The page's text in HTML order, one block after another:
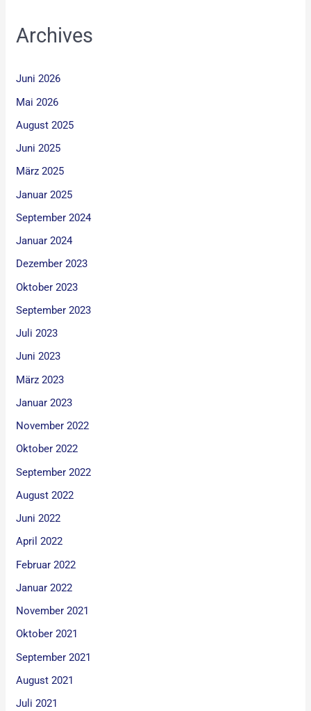
Archives
Juni 2026
Mai 2026
August 2025
Juni 2025
März 2025
Januar 2025
September 2024
Januar 2024
Dezember 2023
Oktober 2023
September 2023
Juli 2023
Juni 2023
März 2023
Januar 2023
November 2022
Oktober 2022
September 2022
August 2022
Juni 2022
April 2022
Februar 2022
Januar 2022
November 2021
Oktober 2021
September 2021
August 2021
Juli 2021